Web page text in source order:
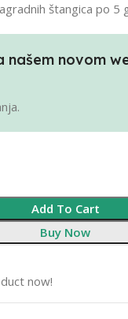
štangica po 5
novom
Add To Cart
Buy Now
now!